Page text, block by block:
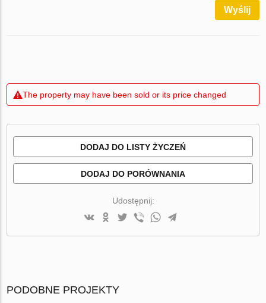
Wyślij
The property may have been sold or its price changed
DODAJ DO LISTY ŻYCZEŃ
DODAJ DO PORÓWNANIA
Udostępnij:
PODOBNE PROJEKTY